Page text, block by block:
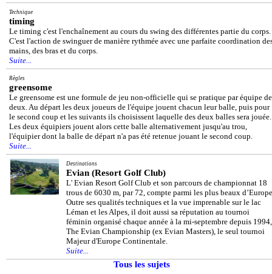
Technique
timing
Le timing c'est l'enchaînement au cours du swing des différentes partie du corps.
C'est l'action de swinguer de manière rythmée avec une parfaite coordination
mains, des bras et du corps.
Suite...
Règles
greensome
Le greensome est une formule de jeu non-officielle qui se pratique par équipe de
deux. Au départ les deux joueurs de l'équipe jouent chacun leur balle, puis pour
le second coup et les suivants ils choisissent laquelle des deux balles sera jouée.
Les deux équipiers jouent alors cette balle alternativement jusqu'au trou,
l'équipier dont la balle de départ n'a pas été retenue jouant le second coup.
Suite...
Destinations
Evian (Resort Golf Club)
L' Evian Resort Golf Club et son parcours de championnat 18
trous de 6030 m, par 72, compte parmi les plus beaux
Outre ses qualités techniques et la vue imprenable sur le lac
Léman et les Alpes, il doit aussi sa réputation au tournoi
féminin organisé chaque année à la mi-septembre depuis 1994,
The Evian Championship (ex Evian Masters), le seul tournoi
Majeur d'Europe Continentale.
Suite...
Tous les sujets